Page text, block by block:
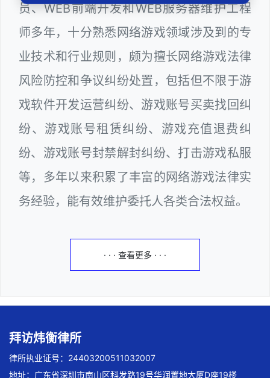
员、WEB前端开发和WEB服务器维护工程
师多年，十分熟悉网络游戏领域涉及到的专
业技术和行业规则，颇为擅长网络游戏法律
风险防控和争议纠纷处置，包括但不限于游
戏软件开发运营纠纷、游戏账号买卖找回纠
纷、游戏账号租赁纠纷、游戏充值退费纠
纷、游戏账号封禁解封纠纷、打击游戏私服
等，多年以来积累了丰富的网络游戏法律实
务经验，能有效维护委托人各类合法权益。
· · · 查看更多 · · ·
拜访炜衡律所
律所执业证号：24403200511032007
地址：广东省深圳市南山区科发路19号华润置地大厦D座19楼